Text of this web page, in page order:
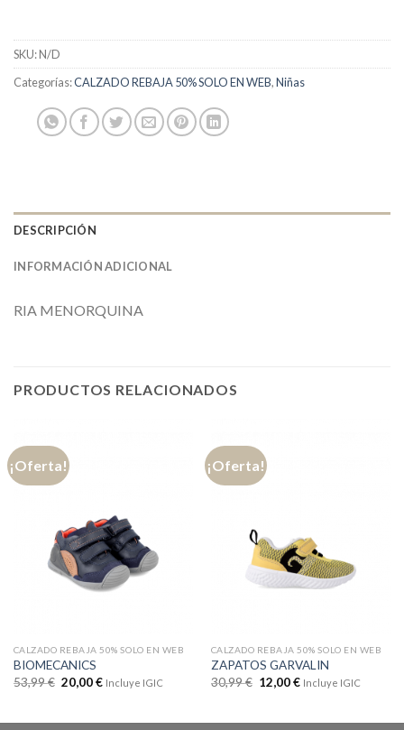
SKU:N/D
Categorías:CALZADO REBAJA 50% SOLO EN WEB,Niñas
DESCRIPCIÓN
INFORMACIÓN ADICIONAL
RIA MENORQUINA
PRODUCTOS RELACIONADOS
¡Oferta!
CALZADO REBAJA 50% SOLO EN WEB
BIOMECANICS
53,99€ 20,00€ Incluye IGIC
¡Oferta!
CALZADO REBAJA 50% SOLO EN WEB
ZAPATOS GARVALIN
30,99€ 12,00€ Incluye IGIC